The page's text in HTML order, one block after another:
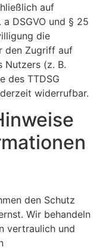
auf
DSGVO und § 25
die
den Zugriff auf
Nutzers (z. B.
des TTDSG
widerrufbar.
den Schutz
Wir behandeln
vertraulich und